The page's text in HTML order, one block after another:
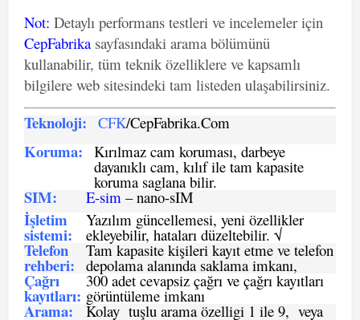
Not: Detaylı performans testleri ve incelemeler için
CepFabrika sayfasındaki arama bölümünü
kullanabilir, tüm teknik özelliklere ve kapsamlı
bilgilere web sitesindeki tam listeden ulaşabilirsiniz.
Teknoloji: CFK/CepFabrika.Com
Koruma: Kırılmaz cam koruması, darbeye
dayanıklı cam, kılıf ile tam kapasite
koruma saglana bilir.
SIM: E-sim – nano-sIM
İşletim
sistemi:
Yazılım güncellemesi, yeni özellikler
ekleyebilir, hataları düzeltebilir. √
Telefon
rehberi:
Tam kapasite kişileri kayıt etme ve telefon
depolama alanında saklama imkanı,
Çağrı
kayıtları:
300 adet cevapsiz çağrı ve çağrı kayıtları
görüntüleme imkanı
Arama: Kolay tuşlu arama özelligi 1 ile 9, veya